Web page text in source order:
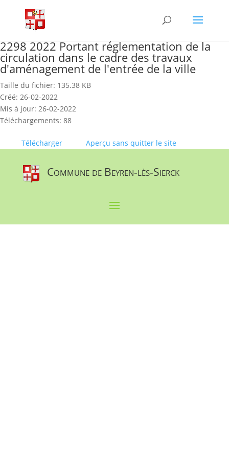
content
2298 2022 Portant réglementation de la
circulation dans le cadre des travaux
d'aménagement de l'entrée de la ville
Taille du fichier: 135.38 KB
Créé: 26-02-2022
Mis à jour: 26-02-2022
Téléchargements: 88
Télécharger Aperçu sans quitter le site
Commune de Beyren-lès-Sierck